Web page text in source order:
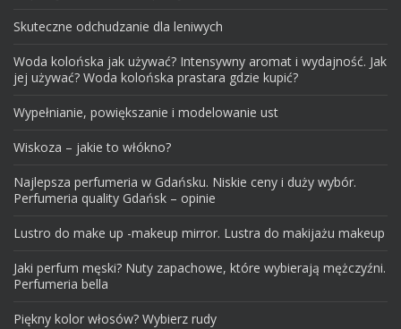
Skuteczne odchudzanie dla leniwych
Woda kolońska jak używać? Intensywny aromat i wydajność. Jak
jej używać? Woda kolońska prastara gdzie kupić?
Wypełnianie, powiększanie i modelowanie ust
Wiskoza – jakie to włókno?
Najlepsza perfumeria w Gdańsku. Niskie ceny i duży wybór.
Perfumeria quality Gdańsk – opinie
Lustro do make up -makeup mirror. Lustra do makijażu makeup
Jaki perfum męski? Nuty zapachowe, które wybierają mężczyźni.
Perfumeria bella
Piękny kolor włosów? Wybierz rudy